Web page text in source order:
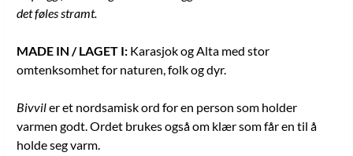
det føles stramt.
MADE IN / LAGET I: Karasjok og Alta med stor
omtenksomhet for naturen, folk og dyr.
Bivviler et nordsamisk ord for en person som holder
varmen godt. Ordet brukes også om klær som får en til å
holde seg varm.